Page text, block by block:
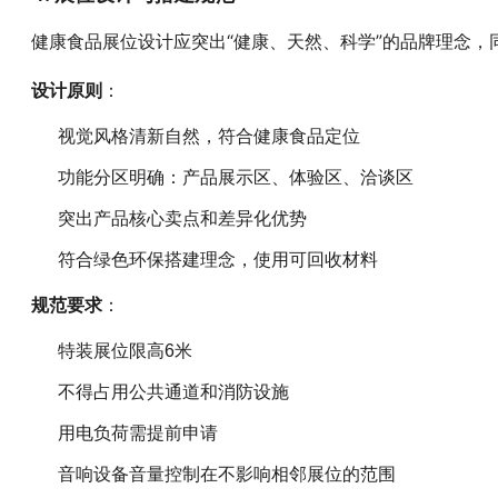
健康食品展位设计应突出“健康、天然、科学”的品牌理念，
设计原则 ：
视觉风格清新自然，符合健康食品定位
功能分区明确：产品展示区、体验区、洽谈区
突出产品核心卖点和差异化优势
符合绿色环保搭建理念，使用可回收材料
规范要求 ：
特装展位限高6米
不得占用公共通道和消防设施
用电负荷需提前申请
音响设备音量控制在不影响相邻展位的范围